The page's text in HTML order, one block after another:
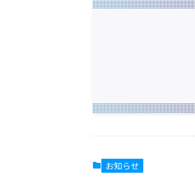
お知らせ